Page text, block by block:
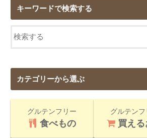
キーワードで検索する
カテゴリーから選ぶ
グルテンフリー
食べもの
グルテンフ
買え